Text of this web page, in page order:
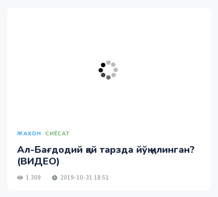
ЖАХОН СИЁСАТ
Ал-Бағдодий қай тарзда йўқ қилинган?
(ВИДЕО)
1 309 2019-10-31 18:51